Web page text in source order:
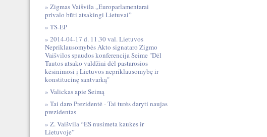
Zigmas Vaišvila „Europarlamentarai
privalo būti atsakingi Lietuvai”
TS-EP
2014-04-17 d. 11.30 val. Lietuvos
Nepriklausomybės Akto signataro Zigmo
Vaišvilos spaudos konferencija Seime "Dėl
Tautos atsako valdžiai dėl pastarosios
kėsinimosi į Lietuvos nepriklausomybę ir
konstitucinę santvarką"
Valickas apie Seimą
Tai daro Prezidentė - Tai turės daryti naujas
prezidentas
Z. Vaišvila “ES nusimeta kaukes ir
Lietuvoje”